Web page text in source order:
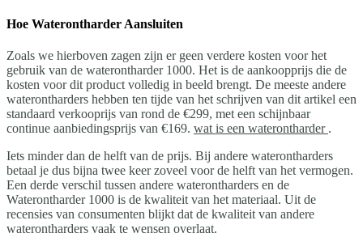
Hoe Waterontharder Aansluiten
Zoals we hierboven zagen zijn er geen verdere kosten voor het
gebruik van de waterontharder 1000. Het is de aankoopprijs die de
kosten voor dit product volledig in beeld brengt. De meeste andere
waterontharders hebben ten tijde van het schrijven van dit artikel een
standaard verkooprijs van rond de €299, met een schijnbaar
continue aanbiedingsprijs van €169. wat is een waterontharder .
Iets minder dan de helft van de prijs. Bij andere waterontharders
betaal je dus bijna twee keer zoveel voor de helft van het vermogen.
Een derde verschil tussen andere waterontharders en de
Waterontharder 1000 is de kwaliteit van het materiaal. Uit de
recensies van consumenten blijkt dat de kwaliteit van andere
waterontharders vaak te wensen overlaat.